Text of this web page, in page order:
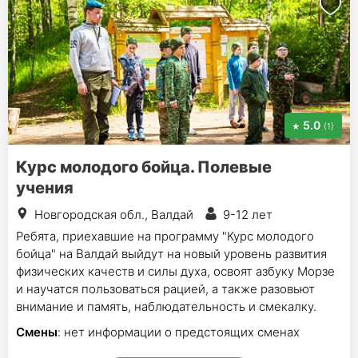
5.0 (1)
Курс молодого бойца. Полевые
учения
Новгородская обл., Валдай
9-12 лет
Ребята, приехавшие на программу "Курс молодого
бойца" на Валдай выйдут на новый уровень развития
физических качеств и силы духа, освоят азбуку Морзе
и научатся пользоваться рацией, а также разовьют
внимание и память, наблюдательность и смекалку.
Смены: нет информации о предстоящих сменах